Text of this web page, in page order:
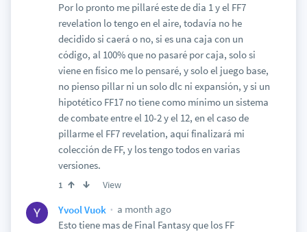
Por lo pronto me pillaré este de dia 1 y el FF7
revelation lo tengo en el aire, todavía no he
decidido si caerá o no, si es una caja con un
código, al 100% que no pasaré por caja, solo si
viene en físico me lo pensaré, y solo el juego base,
no pienso pillar ni un solo dlc ni expansión, y si un
hipotético FF17 no tiene como mínimo un sistema
de combate entre el 10-2 y el 12, en el caso de
pillarme el FF7 revelation, aquí finalizará mi
colección de FF, y los tengo todos en varias
versiones.
1 View
Yvool Vuok
a month ago
Esto tiene mas de Final Fantasy que los FF